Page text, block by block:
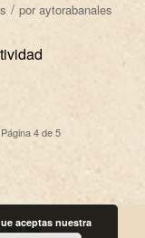
/ poraytorabanales
Página 4 de 5
681 882
aceptas nuestra